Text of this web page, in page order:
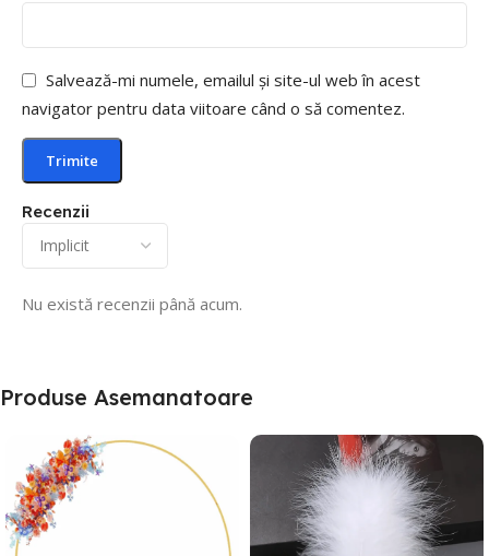
Recenzii
Nu există recenzii până acum.
Salvează-mi numele, emailul și site-ul web în acest
navigator pentru data viitoare când o să comentez.
Produse Asemanatoare